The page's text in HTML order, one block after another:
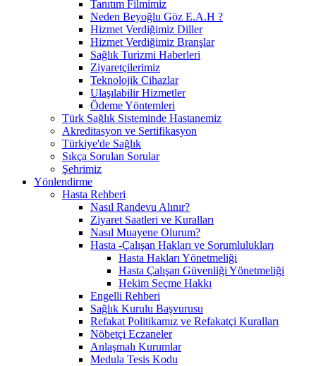
Tanıtım Filmimiz
Neden Beyoğlu Göz E.A.H ?
Hizmet Verdiğimiz Diller
Hizmet Verdiğimiz Branşlar
Sağlık Turizmi Haberleri
Ziyaretçilerimiz
Teknolojik Cihazlar
Ulaşılabilir Hizmetler
Ödeme Yöntemleri
Türk Sağlık Sisteminde Hastanemiz
Akreditasyon ve Sertifikasyon
Türkiye'de Sağlık
Sıkça Sorulan Sorular
Şehrimiz
Yönlendirme
Hasta Rehberi
Nasıl Randevu Alınır?
Ziyaret Saatleri ve Kuralları
Nasıl Muayene Olurum?
Hasta -Çalışan Hakları ve Sorumlulukları
Hasta Hakları Yönetmeliği
Hasta Çalışan Güvenliği Yönetmeliği
Hekim Seçme Hakkı
Engelli Rehberi
Sağlık Kurulu Başvurusu
Refakat Politikamız ve Refakatçi Kuralları
Nöbetçi Eczaneler
Anlaşmalı Kurumlar
Medula Tesis Kodu